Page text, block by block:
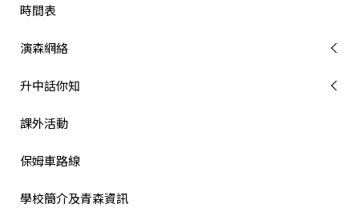
時間表
演森網絡
升中話你知
課外活動
保姆車路線
學校簡介及青森資訊